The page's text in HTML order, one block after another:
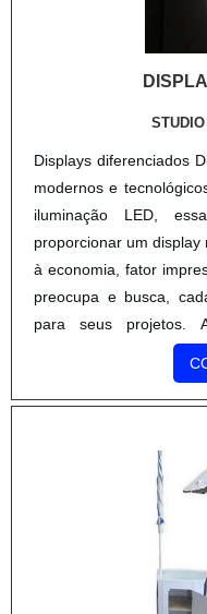
Displays diferenciados
modernos e
iluminação LED,
proporcionar um
à economia, fator
preocupa e busca,
para seus projetos.
iluminados são muito